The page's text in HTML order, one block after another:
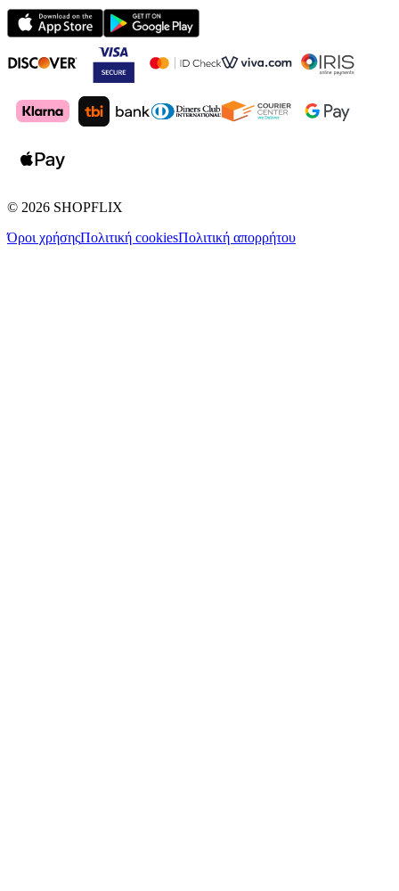
© 2026 SHOPFLIX
Όροι χρήσηςΠολιτική cookiesΠολιτική απορρήτου